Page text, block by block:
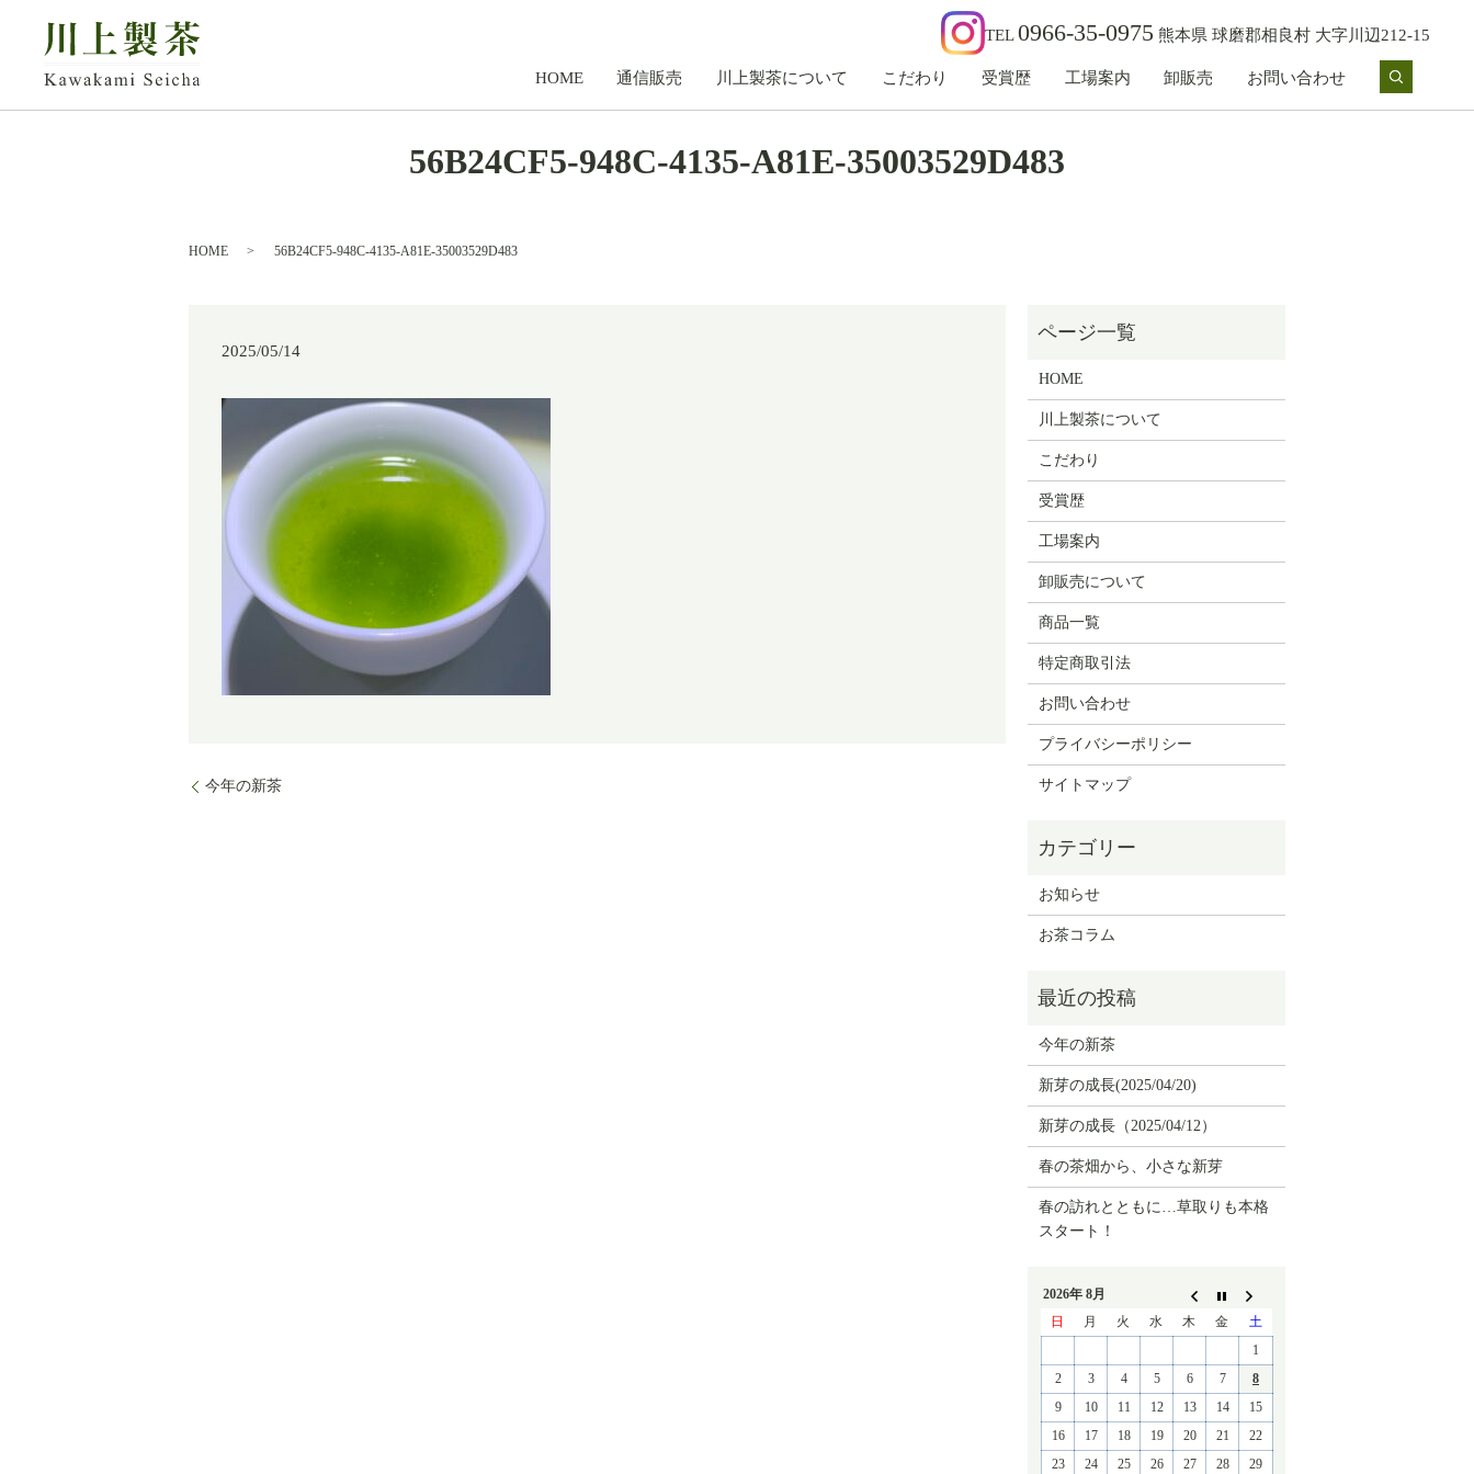
TEL0966-35-0975 熊本県 球磨郡相良村 大字川辺212-15
HOME 通信販売 川上製茶について こだわり 受賞歴 工場案内 卸販売 お問い合わせ
56B24CF5-948C-4135-A81E-35003529D483
HOME 56B24CF5-948C-4135-A81E-35003529D483
2025/05/14
今年の新茶
HOME
川上製茶について
こだわり
受賞歴
工場案内
卸販売について
商品一覧
特定商取引法
お問い合わせ
プライバシーポリシー
サイトマップ
お知らせ
お茶コラム
今年の新茶
新芽の成長(2025/04/20)
新芽の成長（2025/04/12）
春の茶畑から、小さな新芽
春の訪れとともに…草取りも本格
スタート！
2026年 8月
日
月 火 水 木 金
土
1
2
3 4 5 6 7
8
9
10 11 12 13 14
15
16
17 18 19 20 21
22
23
24 25 26 27 28 29